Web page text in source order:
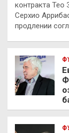
контракта
Серхио
продлении